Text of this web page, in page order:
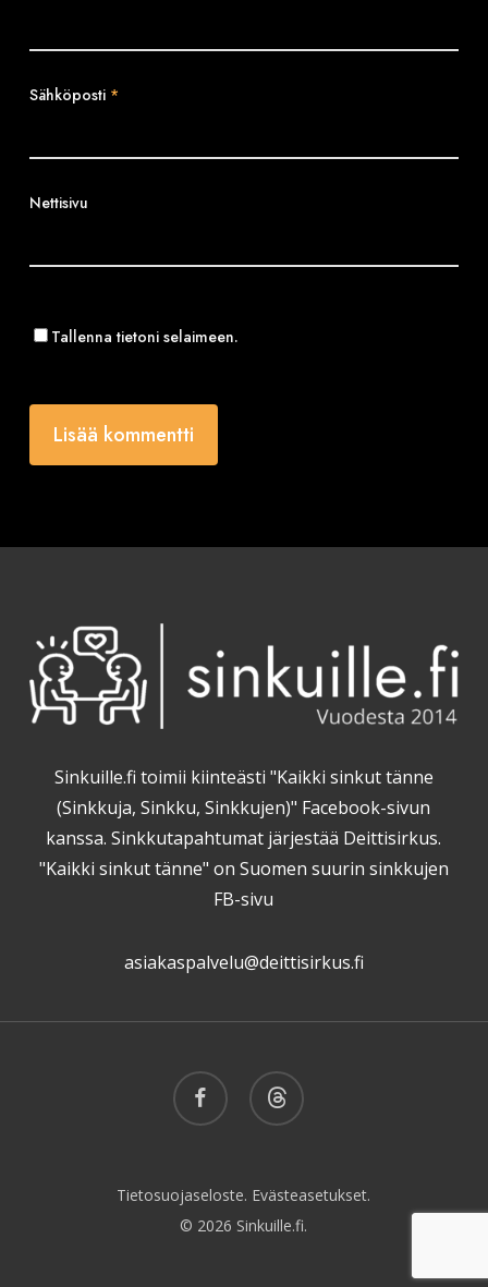
Sähköposti *
Nettisivu
Tallenna tietoni selaimeen.
Sinkuille.fi toimii kiinteästi "Kaikki sinkut tänne
(Sinkkuja, Sinkku, Sinkkujen)" Facebook-sivun
kanssa. Sinkkutapahtumat järjestää Deittisirkus.
"Kaikki sinkut tänne" on Suomen suurin sinkkujen
FB-sivu
asiakaspalvelu@deittisirkus.fi
facebook threads
Tietosuojaseloste. Evästeasetukset.
© 2026 Sinkuille.fi.